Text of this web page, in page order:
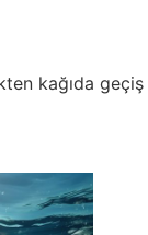
kağıda geçiş